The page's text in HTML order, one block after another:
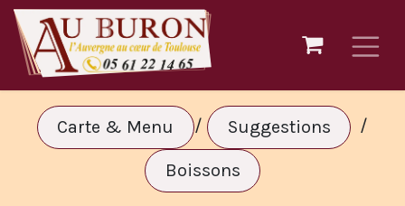
Se rendre au contenu
Carte & Menu / Suggestions /
Boissons